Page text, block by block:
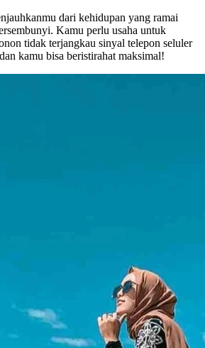
dari kehidupan yang ramai
Kamu perlu usaha untuk
tidak terjangkau sinyal telepon seluler
kamu bisa beristirahat maksimal!